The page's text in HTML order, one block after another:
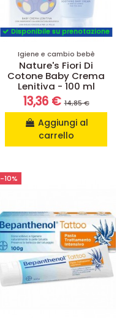
Disponibile su prenotazione
Igiene e cambio bebè
Nature's Fiori Di
Cotone Baby Crema
Lenitiva - 100 ml
13,36 €14,85 €
Aggiungi al
carrello
-10%